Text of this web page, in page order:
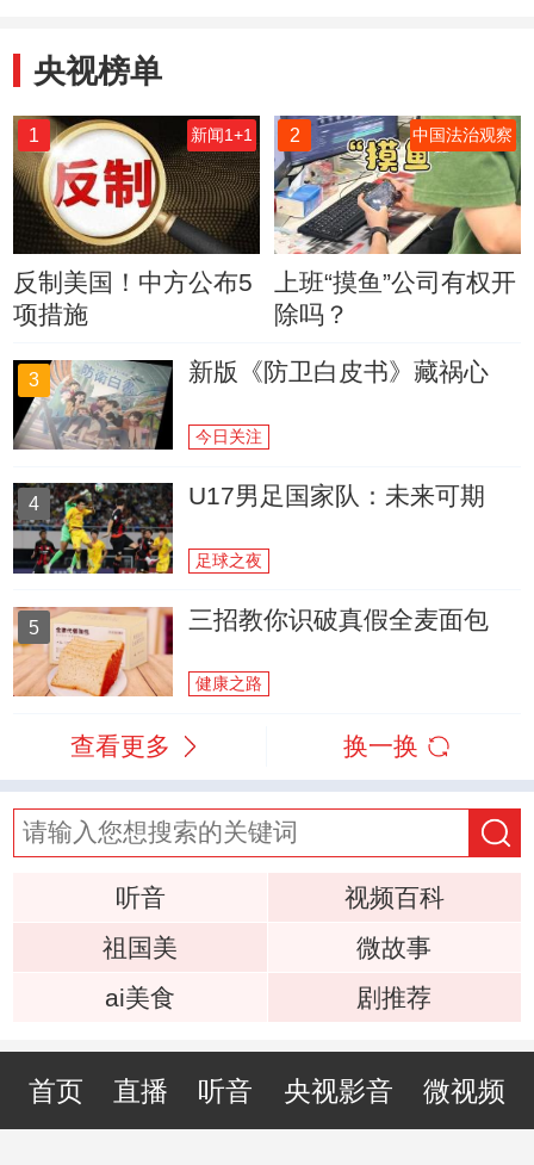
央视榜单
1 新闻1+1
反制美国！中方公布5
项措施
2 中国法治观察
上班“摸鱼”公司有权开
除吗？
3 新版《防卫白皮书》藏祸心
今日关注
4 U17男足国家队：未来可期
足球之夜
5 三招教你识破真假全麦面包
健康之路
查看更多 换一换
听音
视频百科
祖国美
微故事
ai美食
剧推荐
首页 直播 听音 央视影音 微视频